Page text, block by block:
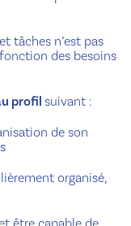
tâches n’est pas
des besoins
profil suivant :
de son
organisé,